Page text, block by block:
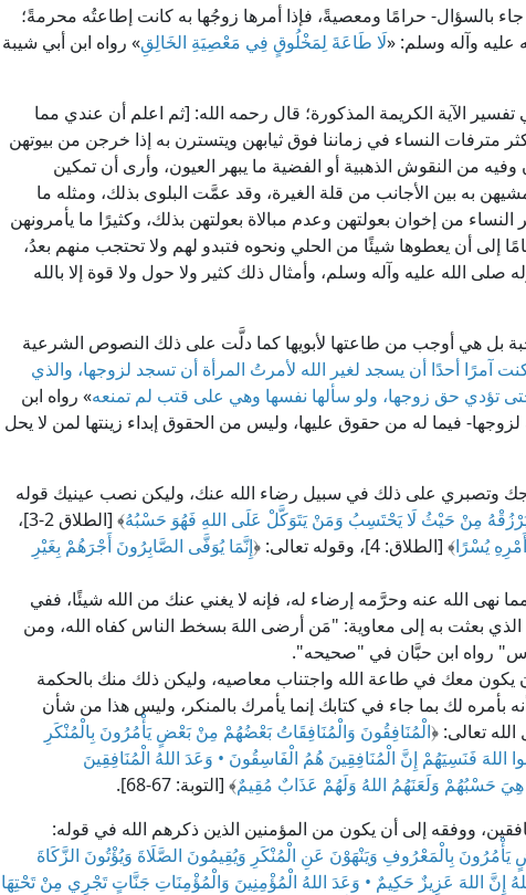
جاء بالسؤال- حرامًا ومعصيةً، فإذا أمرها زوجُها به كانت إطاعتُه محرمةً؛
عليه وآله وسلم: «لَا طَاعَةَ لِمَخْلُوقٍ فِي مَعْصِيَةِ الخَالِقِ» رواه ابن أبي شيبة
الآية الكريمة المذكورة؛ قال رحمه الله: [ثم اعلم أن عندي مما
مترفات النساء في زماننا فوق ثيابهن ويتسترن به إذا خرجن من بيوتهن
من النقوش الذهبية أو الفضية ما يبهر العيون، وأرى أن تمكين
به بين الأجانب من قلة الغيرة، وقد عمَّت البلوى بذلك، ومثله ما
من إخوان بعولتهن وعدم مبالاة بعولتهن بذلك، وكثيرًا ما يأمرونهن
إلى أن يعطوها شيئًا من الحلي ونحوه فتبدو لهم ولا تحتجب منهم بعدُ،
الله عليه وآله وسلم، وأمثال ذلك كثير ولا حول ولا قوة إلا بالله
بل هي أوجب من طاعتها لأبويها كما دلَّت على ذلك النصوص الشرعية
آمرًا أحدًا أن يسجد لغير الله لأمرتُ المرأة أن تسجد لزوجها، والذي
تؤدي حق زوجها، ولو سألها نفسها وهي على قتب لم تمنعه» رواه ابن
فيما له من حقوق عليها، وليس من الحقوق إبداء زينتها لمن لا يحل
وتصبري على ذلك في سبيل رضاء الله عنك، وليكن نصب عينيك قوله
مِنْ حَيْثُ لَا يَحْتَسِبُ وَمَنْ يَتَوَكَّلْ عَلَى اللهِ فَهُوَ حَسْبُهُ
﴾ [الطلاق 2-3]،
يُسْرًا﴾ [الطلاق: 4]، وقوله تعالى: ﴿
إِنَّمَا يُوَفَّى الصَّابِرُونَ أَجْرَهُمْ بِغَيْرِ
نهى الله عنه وحرَّمه إرضاء له، فإنه لا يغني عنك من الله شيئًا، ففي
الذي بعثت به إلى معاوية: "مَن أرضى اللهَ بسخط الناس كفاه الله، ومن
رواه ابن حبَّان في "صحيحه".
معك في طاعة الله واجتناب معاصيه، وليكن ذلك منك بالحكمة
لك بما جاء في كتابك إنما يأمرك بالمنكر، وليس هذا من شأن
الله تعالى: ﴿الْمُنَافِقُونَ وَالْمُنَافِقَاتُ بَعْضُهُمْ مِنْ بَعْضٍ يَأْمُرُونَ بِالْمُنْكَرِ
فَنَسِيَهُمْ إِنَّ الْمُنَافِقِينَ هُمُ الْفَاسِقُونَ • وَعَدَ اللهُ الْمُنَافِقِينَ
هِيَ حَسْبُهُمْ وَلَعَنَهُمُ اللهُ وَلَهُمْ عَذَابٌ مُقِيمٌ﴾ [التوبة: 67-68].
ووفقه إلى أن يكون من المؤمنين الذين ذكرهم الله في قوله:
بِالْمَعْرُوفِ وَيَنْهَوْنَ عَنِ الْمُنْكَرِ وَيُقِيمُونَ الصَّلَاةَ وَيُؤْتُونَ الزَّكَاةَ
إِنَّ اللهَ عَزِيزٌ حَكِيمٌ • وَعَدَ اللهُ الْمُؤْمِنِينَ وَالْمُؤْمِنَاتِ جَنَّاتٍ تَجْرِي مِنْ تَحْتِهَا